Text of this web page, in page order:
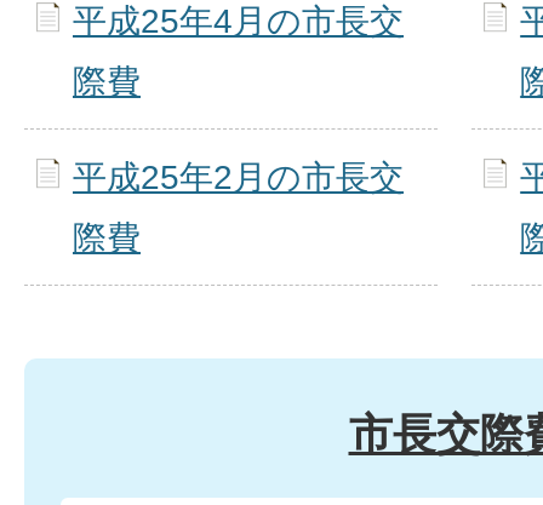
平成25年4月の市長交
際費
平成25年2月の市長交
際費
市長交際